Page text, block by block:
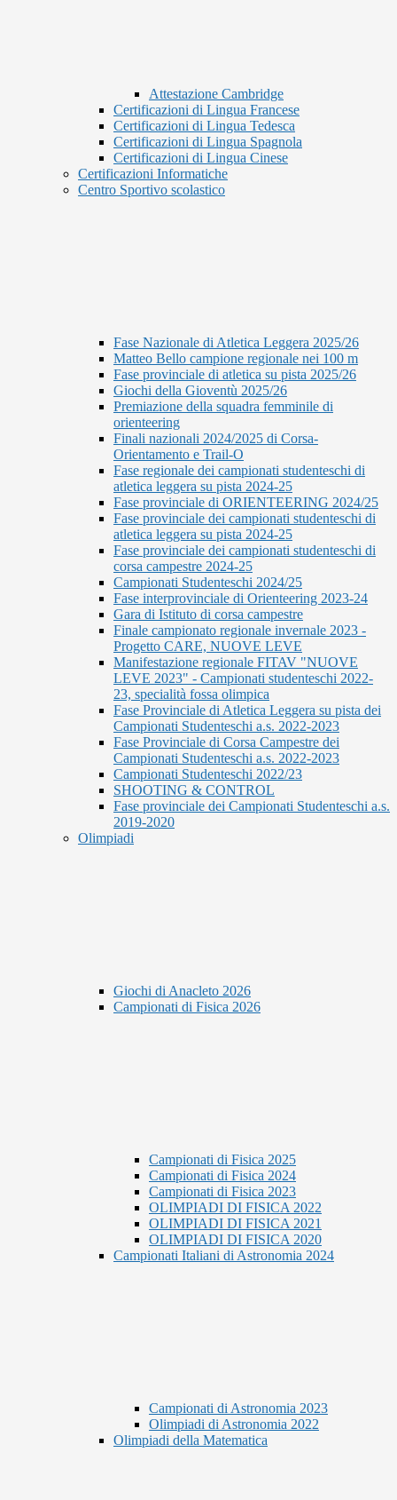
Attestazione Cambridge
Certificazioni di Lingua Francese
Certificazioni di Lingua Tedesca
Certificazioni di Lingua Spagnola
Certificazioni di Lingua Cinese
Certificazioni Informatiche
Centro Sportivo scolastico
Fase Nazionale di Atletica Leggera 2025/26
Matteo Bello campione regionale nei 100 m
Fase provinciale di atletica su pista 2025/26
Giochi della Gioventù 2025/26
Premiazione della squadra femminile di
orienteering
Finali nazionali 2024/2025 di Corsa-
Orientamento e Trail-O
Fase regionale dei campionati studenteschi di
atletica leggera su pista 2024-25
Fase provinciale di ORIENTEERING 2024/25
Fase provinciale dei campionati studenteschi di
atletica leggera su pista 2024-25
Fase provinciale dei campionati studenteschi di
corsa campestre 2024-25
Campionati Studenteschi 2024/25
Fase interprovinciale di Orienteering 2023-24
Gara di Istituto di corsa campestre
Finale campionato regionale invernale 2023 -
Progetto CARE, NUOVE LEVE
Manifestazione regionale FITAV "NUOVE
LEVE 2023" - Campionati studenteschi 2022-
23, specialità fossa olimpica
Fase Provinciale di Atletica Leggera su pista dei
Campionati Studenteschi a.s. 2022-2023
Fase Provinciale di Corsa Campestre dei
Campionati Studenteschi a.s. 2022-2023
Campionati Studenteschi 2022/23
SHOOTING & CONTROL
Fase provinciale dei Campionati Studenteschi a.s.
2019-2020
Olimpiadi
Giochi di Anacleto 2026
Campionati di Fisica 2026
Campionati di Fisica 2025
Campionati di Fisica 2024
Campionati di Fisica 2023
OLIMPIADI DI FISICA 2022
OLIMPIADI DI FISICA 2021
OLIMPIADI DI FISICA 2020
Campionati Italiani di Astronomia 2024
Campionati di Astronomia 2023
Olimpiadi di Astronomia 2022
Olimpiadi della Matematica